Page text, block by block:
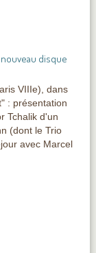
disque
VIIIe), dans
: présentation
Tchalik d'un
(dont le Trio
avec Marcel